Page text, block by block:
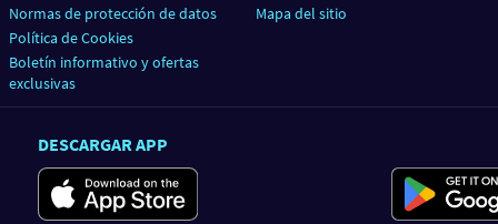
Normas de protección de datos
Política de Cookies
Boletín informativo y ofertas
exclusivas
Mapa del sitio
DESCARGAR APP